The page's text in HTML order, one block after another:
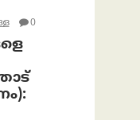
0